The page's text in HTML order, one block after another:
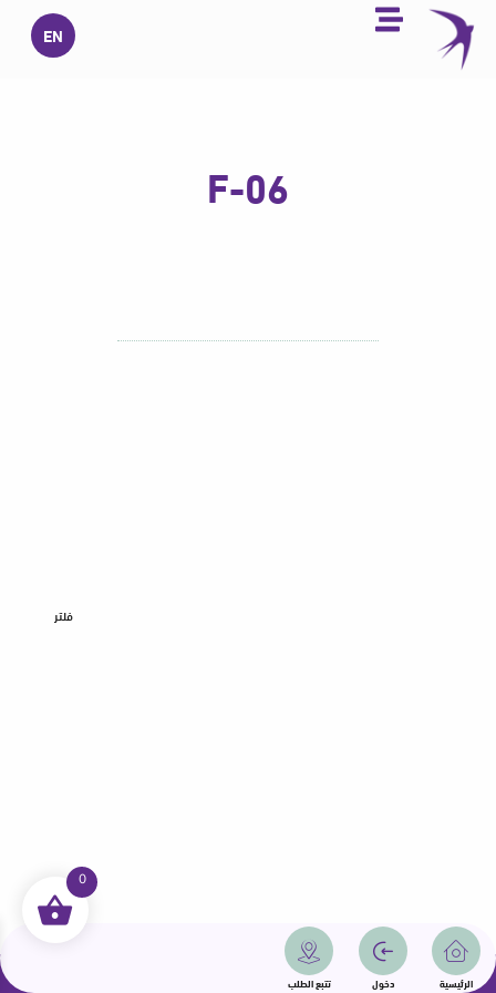
تخطي
المحتوى
EN
الرئيسية دخول تتبع الطلب
F-06
فلتر
جميع الحقوق محفوظة | سمامة 2025 | دولة قطر
0